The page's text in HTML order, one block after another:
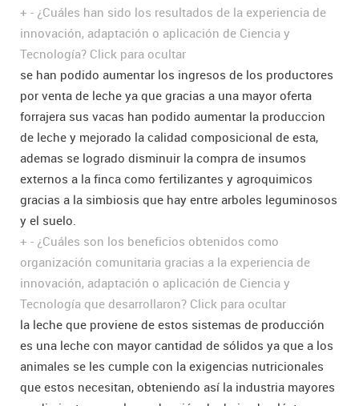
+ - ¿Cuáles han sido los resultados de la experiencia de
innovación, adaptación o aplicación de Ciencia y
Tecnología? Click para ocultar
se han podido aumentar los ingresos de los productores
por venta de leche ya que gracias a una mayor oferta
forrajera sus vacas han podido aumentar la produccion
de leche y mejorado la calidad composicional de esta,
ademas se logrado disminuir la compra de insumos
externos a la finca como fertilizantes y agroquimicos
gracias a la simbiosis que hay entre arboles leguminosos
y el suelo.
+ - ¿Cuáles son los beneficios obtenidos como
organización comunitaria gracias a la experiencia de
innovación, adaptación o aplicación de Ciencia y
Tecnología que desarrollaron? Click para ocultar
la leche que proviene de estos sistemas de producción
es una leche con mayor cantidad de sólidos ya que a los
animales se les cumple con la exigencias nutricionales
que estos necesitan, obteniendo así la industria mayores